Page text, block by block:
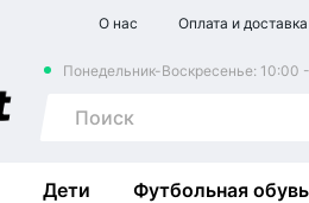
О нас Оплата и доставка
Понедельник-Воскресенье: 10:00
Дети Футбольная обувь